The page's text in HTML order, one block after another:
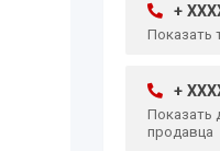
+
Показать
+
Показать
продавца